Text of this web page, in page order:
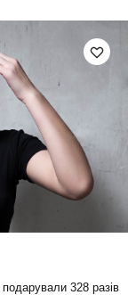
подарували 328 разів